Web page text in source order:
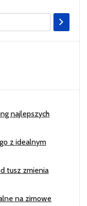
najlepszych
z idealnym
tusz zmienia
na zimowe